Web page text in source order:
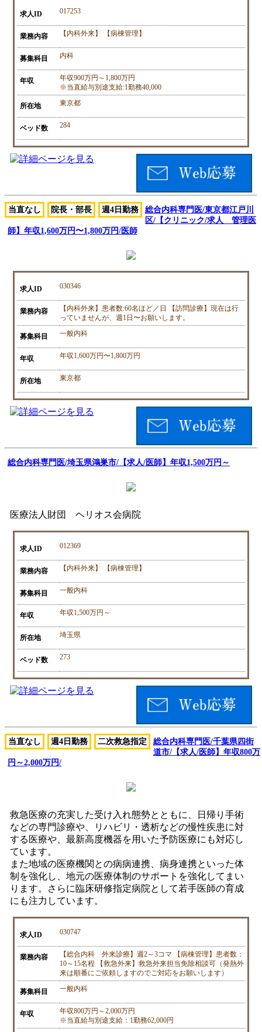
求人ID 017253
業務内容 【内科外来】 【病棟管理】
募集科目 内科
年収
年収900万円～1,800万円
※当直給与別途支給:1勤務40,000
所在地 東京都
ベッド数 284
当直なし 院長・部長 週4日勤務
総合内科専門医/東京都江戸川
区/【クリニック/求人 管理医
師】年収1,600万円〜1,800万円/医師
求人ID 030346
業務内容
【内科外来】患者数:60名ほど／日 【訪問診療】現在は行
っていませんが、週1日〜お願いします。
募集科目 一般内科
年収 年収1,600万円〜1,800万円
所在地 東京都
総合内科専門医/埼玉県鴻巣市/【求人/医師】年収1,500万円～
医療法人財団 ヘリオス会病院
求人ID 012369
業務内容 【内科外来】 【病棟管理】
募集科目 一般内科
年収 年収1,500万円～
所在地 埼玉県
ベッド数 273
当直なし 週4日勤務 二次救急指定
総合内科専門医/千葉県四街
道市/【求人/医師】年収800万
円～2,000万円/
救急医療の充実した受け入れ態勢とともに、日帰り手術
などの専門診療や、リハビリ・透析などの慢性疾患に対
する医療や、最新高度機器を用いた予防医療にも対応し
ています。
また地域の医療機関との病病連携、病身連携といった体
制を強化し、地元の医療体制のサポートを強化してまい
ります。さらに臨床研修指定病院として若手医師の育成
にも注力しています。
求人ID 030747
業務内容
【総合内科 外来診療】週2～3コマ 【病棟管理】患者数：
10～15名程 【救急外来】救急外来担当免除相談可（発熱外
来は順番にご依頼しますのでご対応をお願いします）
募集科目 一般内科
年収
年収800万円～2,000万円
※当直給与別途支給：1勤務62,000円